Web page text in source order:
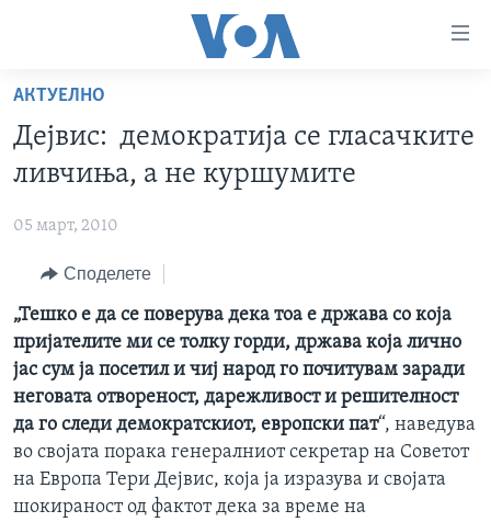
пристапност
Премини
на
главната
Премини
за
навигација
Пребарувај
РУБРИКИ
МАКЕДОНИЈА
СВЕТ
ЕКОНОМИЈА
ПОЛИТИКА
ЗДРАВЈЕ
НАУКА
УМЕТНОСТ И ЗАБАВА
ИНТЕРВЈУА
ДОКУМЕНТАРЦИ
АРХИВИРАНА ПРОГРАМА
NEWSFLASH - АРХИВА
ВЕСТИ ОД САД ВО МИНУТА - АРХИВА
ИЗБОРИ ВО САД 2020 - АРХИВА
ЗА НАС
Learning English
НАКУСО...
АКТУЕЛНО
Дејвис: демократија се гласачките
ливчиња, а не куршумите
05 март, 2010
Споделете
„Тешко е да се поверува дека тоа е држава со која
пријателите ми се толку горди, држава која лично
јас сум ја посетил и чиј народ го почитувам заради
неговата отвореност, дарежливост и решителност
да го следи демократскиот, европски пат“, наведува
во својата порака генералниот секретар на Советот
на Европа Тери Дејвис, која ја изразува и својата
шокираност од фактот дека за време на